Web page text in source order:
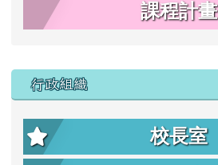
課程計畫
行政組織
校長室